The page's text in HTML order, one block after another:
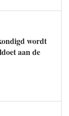
wordt
aan de